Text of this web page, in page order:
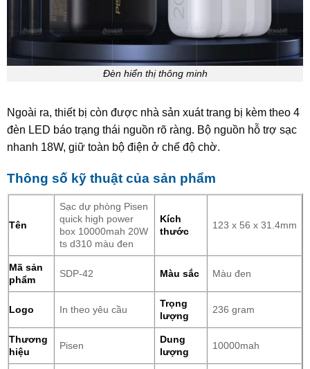
Đèn hiển thị thông minh
Ngoài ra, thiết bị còn được nhà sản xuát trang bị kèm theo 4
đèn LED báo trạng thái nguồn rõ ràng. Bộ nguồn hỗ trợ sạc
nhanh 18W, giữ toàn bộ điện ở chế độ chờ.
Thông số kỹ thuật của sản phẩm
Tên
Sạc dự phòng Pisen
quick high power
box 10000mah 20W
ts d310 màu đen
Kích
thước
123 x 56 x 31.4mm
Mã sản
phẩm
SDP-42 Màu sắc Màu đen
Logo In theo yêu cầu
Trọng
lượng
236 gram
Thương
hiệu
Pisen
Dung
lượng
10000mah